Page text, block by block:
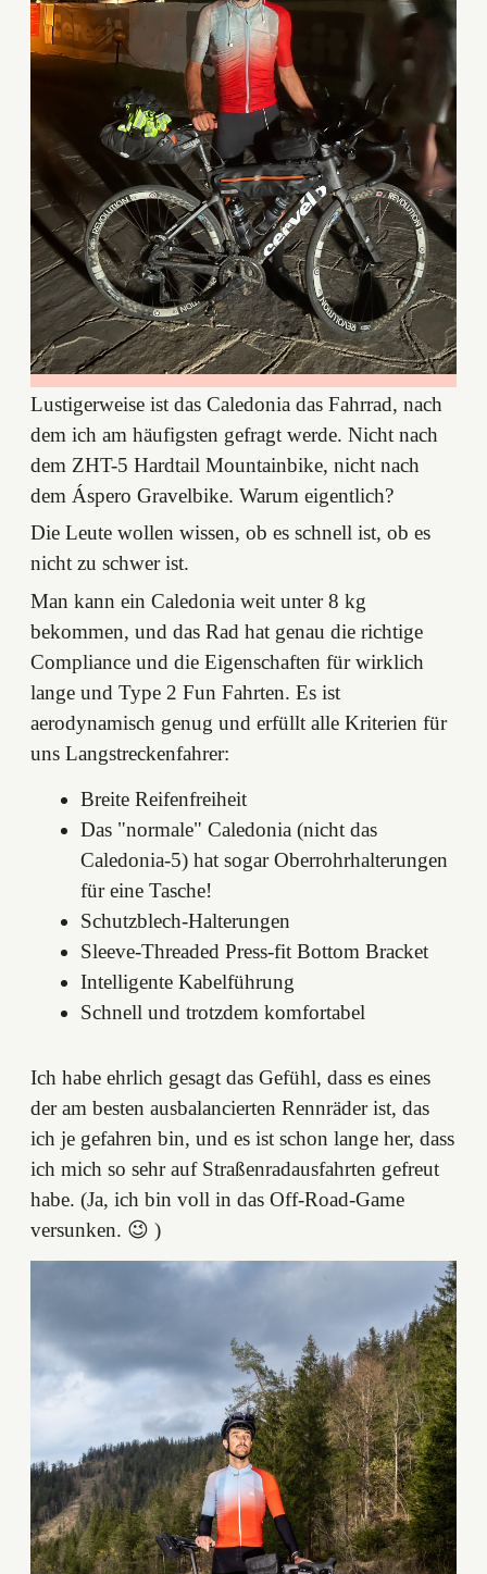
Lustigerweise ist das Caledonia das Fahrrad, nach
dem ich am häufigsten gefragt werde. Nicht nach
dem ZHT-5 Hardtail Mountainbike, nicht nach
dem Áspero Gravelbike. Warum eigentlich?
Die Leute wollen wissen, ob es schnell ist, ob es
nicht zu schwer ist.
Man kann ein Caledonia weit unter 8 kg
bekommen, und das Rad hat genau die richtige
Compliance und die Eigenschaften für wirklich
lange und Type 2 Fun Fahrten. Es ist
aerodynamisch genug und erfüllt alle Kriterien für
uns Langstreckenfahrer:
Breite Reifenfreiheit
Das "normale" Caledonia (nicht das
Caledonia-5) hat sogar Oberrohrhalterungen
für eine Tasche!
Schutzblech-Halterungen
Sleeve-Threaded Press-fit Bottom Bracket
Intelligente Kabelführung
Schnell und trotzdem komfortabel
Ich habe ehrlich gesagt das Gefühl, dass es eines
der am besten ausbalancierten Rennräder ist, das
ich je gefahren bin, und es ist schon lange her, dass
ich mich so sehr auf Straßenradausfahrten gefreut
habe. (Ja, ich bin voll in das Off-Road-Game
versunken. 😉 )